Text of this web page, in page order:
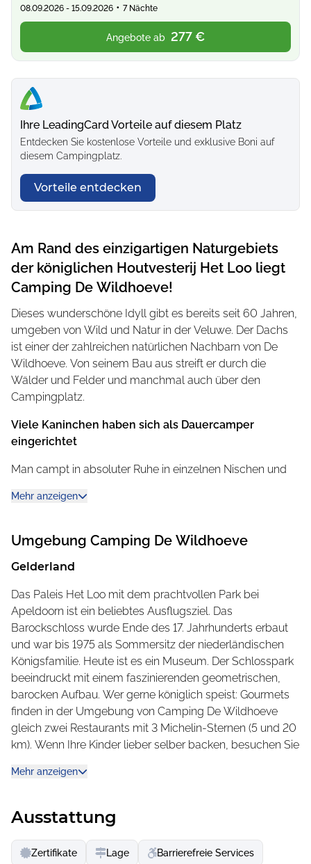
08.09.2026 - 15.09.2026 • 7 Nächte
Angebote ab 277 €
Ihre LeadingCard Vorteile auf diesem Platz
Entdecken Sie kostenlose Vorteile und exklusive Boni auf
diesem Campingplatz.
Vorteile entdecken
Am Rand des einzigartigen Naturgebiets
der königlichen Houtvesterij Het Loo liegt
Camping De Wildhoeve!
Dieses wunderschöne Idyll gibt es bereits seit 60 Jahren,
umgeben von Wild und Natur in der Veluwe. Der Dachs
ist einer der zahlreichen natürlichen Nachbarn von De
Wildhoeve. Von seinem Bau aus streift er durch die
Wälder und Felder und manchmal auch über den
Campingplatz.
Viele Kaninchen haben sich als Dauercamper
eingerichtet
Man campt in absoluter Ruhe in einzelnen Nischen und
zu wahren, parken Autos separat. Wanderer und
und Wanderwege erschließen die Kroondomein
(königliche Domäne) Het Loo und die Veluwe. Entdecken
Sie tiefe Wälder, Weide- und Heideland, idyllische Kanäle
und beobachten Sie Rehe, Hirsche oder andere Tiere in
freier Wildbahn. In der Nähe können Sie sogar mit einem
Esel auf Wanderschaft gehen!
Der Campingplatz bietet dabei allen Komfort
Genießen Sie das subtropische Hallenbad und die vielen
Spiel- und Serviceangebote. Freuen Sie sich auf
kulinarische Genüsse, wenn Sie am Abend einen aktiv-
erholsamen Urlaubstag Revue passieren lassen. Das
freundliche Team in der Brasserie serviert Ihnen
viel wie eben möglich auf regionale Produkte
„Euro-Toques Restaurant“ nennen.
Mehr anzeigen
Umgebung Camping De Wildhoeve
Gelderland
Das Paleis Het Loo mit dem prachtvollen Park bei
Apeldoorn ist ein beliebtes Ausflugsziel. Das
Barockschloss wurde Ende des 17. Jahrhunderts erbaut
und war bis 1975 als Sommersitz der niederländischen
Königsfamilie. Heute ist es ein Museum. Der Schlosspark
beeindruckt mit einem faszinierenden geometrischen,
barocken Aufbau. Wer gerne königlich speist: Gourmets
finden in der Umgebung von Camping De Wildhoeve
gleich zwei Restaurants mit 3 Michelin-Sternen (5 und 20
km). Wenn Ihre Kinder lieber selber backen, besuchen Sie
begeistert mit vielen Mitmachaktionen.
In Elburg können Sie mit dem Boot in See stechen oder
die historische Kornmühle besichtigen. Zum Bummeln
und Shoppen geht es ins beschaulich Epe mit seinen
Mehr anzeigen
Ausstattung
Zertifikate Lage Barrierefreie Services